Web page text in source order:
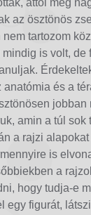
attól még
az ösztönös
nem tartozom
is volt, de
anatómia és a
jobban
amin a túl sok
a rajzi alapokat
is
a
hogy tudja-e
egy figurát,